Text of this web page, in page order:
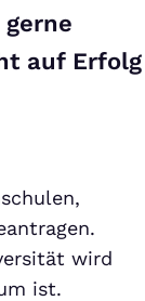
auf Erfolg
wird
ist.